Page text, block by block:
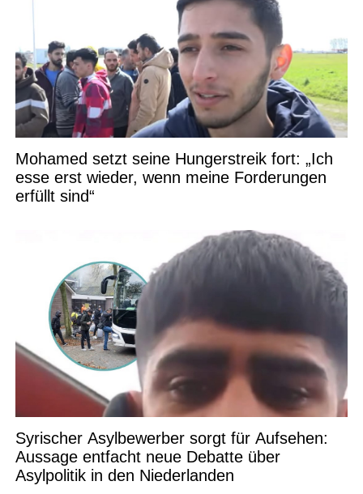
Mohamed setzt seine Hungerstreik fort: „Ich
esse erst wieder, wenn meine Forderungen
erfüllt sind“
Syrischer Asylbewerber sorgt für Aufsehen:
Aussage entfacht neue Debatte über
Asylpolitik in den Niederlanden